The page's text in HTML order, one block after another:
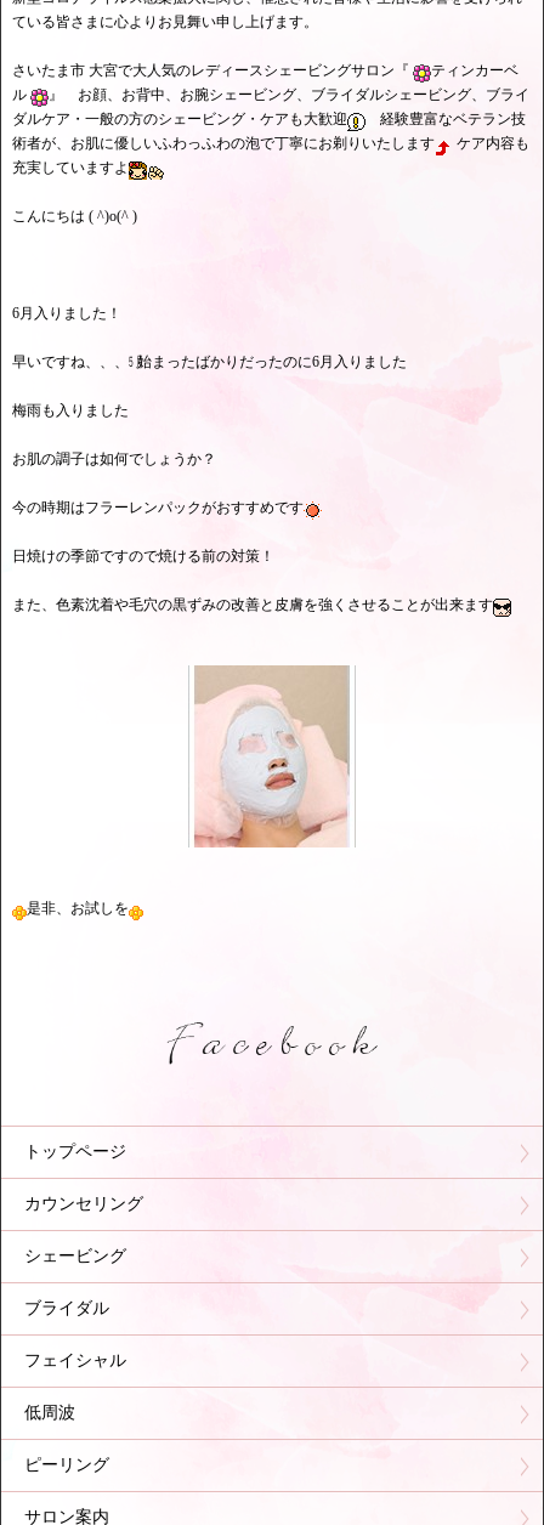
ている皆さまに心よりお見舞い申し上げます。
さいたま市 大宮で大人気のレディースシェービングサロン『
ティンカーベ
ル
』 お顔、お背中、お腕シェービング、ブライダルシェービング、ブライ
ダルケア・一般の方のシェービング・ケアも大歓迎
経験豊富なベテラン技
術者が、お肌に優しいふわっふわの泡で丁寧にお剃りいたします
ケア内容も
充実していますよ
こんにちは ( ^)o(^ )
6月入りました！
早いですね、、、㋄始まったばかりだったのに6月入りました
梅雨も入りました
お肌の調子は如何でしょうか？
今の時期はフラーレンパックがおすすめです
日焼けの季節ですので焼ける前の対策！
また、色素沈着や毛穴の黒ずみの改善と皮膚を強くさせることが出来ます
是非、お試しを
トップページ
カウンセリング
シェービング
ブライダル
フェイシャル
低周波
ピーリング
サロン案内